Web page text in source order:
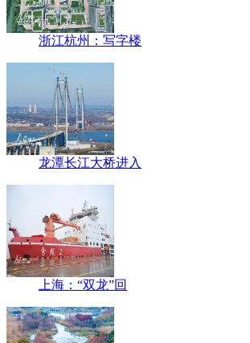
浙江杭州：写字楼
龙潭长江大桥进入
上海：“双龙”回